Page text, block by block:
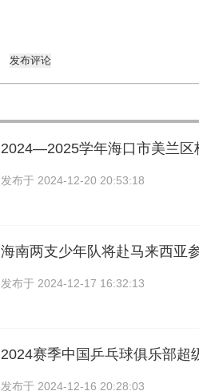
发布评论
2024—2025学年海口市美兰区
发布于 2024-12-20 20:53:18
海南两支少年队将赴马来西亚
发布于 2024-12-17 16:32:13
2024赛季中国乒乓球俱乐部超
发布于 2024-12-16 20:28:03